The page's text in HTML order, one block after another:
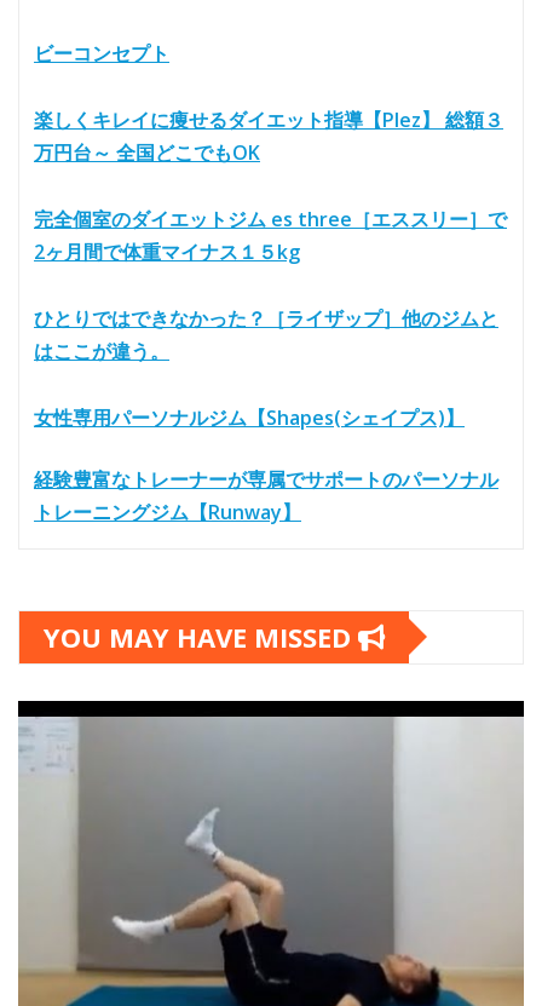
ビーコンセプト
楽しくキレイに痩せるダイエット指導【Plez】 総額３
万円台～ 全国どこでもOK
完全個室のダイエットジム es three［エススリー］で
2ヶ月間で体重マイナス１５kg
ひとりではできなかった？［ライザップ］他のジムと
はここが違う。
女性専用パーソナルジム【Shapes(シェイプス)】
経験豊富なトレーナーが専属でサポートのパーソナル
トレーニングジム【Runway】
YOU MAY HAVE MISSED